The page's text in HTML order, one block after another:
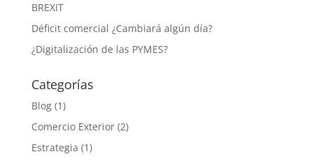
BREXIT
Déficit comercial ¿Cambiará algún día?
¿Digitalización de las PYMES?
Categorías
Blog(1)
Comercio Exterior(2)
Estrategia (1)